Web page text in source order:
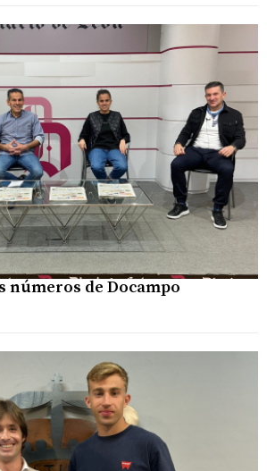
números de Docampo